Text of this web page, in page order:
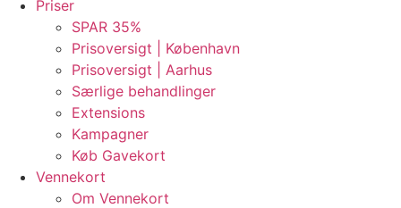
Priser
SPAR 35%
Prisoversigt | København
Prisoversigt | Aarhus
Særlige behandlinger
Extensions
Kampagner
Køb Gavekort
Vennekort
Om Vennekort